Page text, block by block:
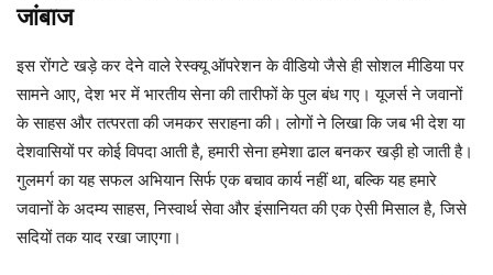
जांबाज
इस रोंगटे खड़े कर देने वाले रेस्क्यू ऑपरेशन के वीडियो जैसे ही सोशल मीडिया पर
सामने आए, देश भर में भारतीय सेना की तारीफों के पुल बंध गए। यूजर्स ने जवानों
के साहस और तत्परता की जमकर सराहना की। लोगों ने लिखा कि जब भी देश या
देशवासियों पर कोई विपदा आती है, हमारी सेना हमेशा ढाल बनकर खड़ी हो जाती है।
गुलमर्ग का यह सफल अभियान सिर्फ एक बचाव कार्य नहीं था, बल्कि यह हमारे
जवानों के अदम्य साहस, निस्वार्थ सेवा और इंसानियत की एक ऐसी मिसाल है, जिसे
सदियों तक याद रखा जाएगा।